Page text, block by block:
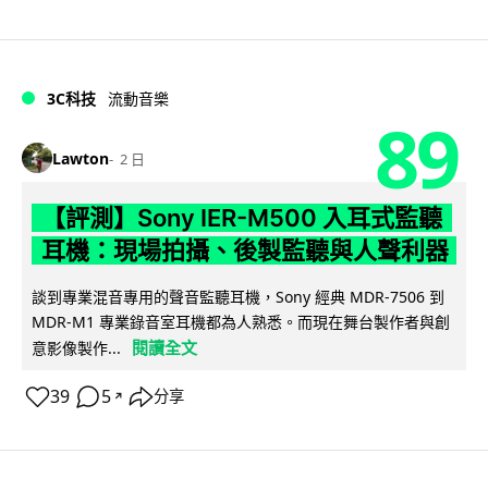
3C科技 流動音樂
Lawton 2 日 89
【評測】Sony IER-M500 入耳式監聽
耳機：現場拍攝、後製監聽與人聲利器
談到專業混音專用的聲音監聽耳機，Sony 經典 MDR-7506 到
MDR-M1 專業錄音室耳機都為人熟悉。而現在舞台製作者與創
意影像製作...
閱讀全文
39 5 ↗ 分享